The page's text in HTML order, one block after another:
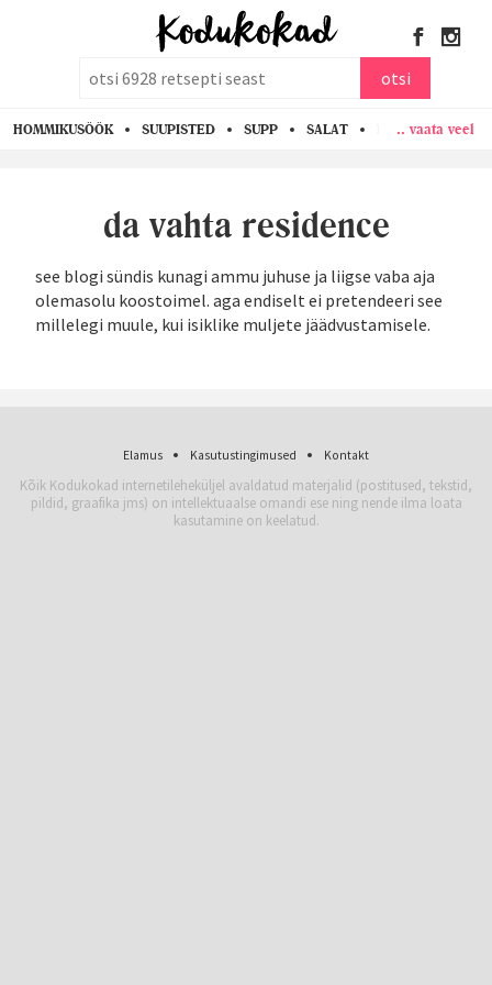
otsi
HOMMIKUSÖÖK SUUPISTED SUPP SALAT PASTA KANA
.. vaata veel
da vahta residence
see blogi sündis kunagi ammu juhuse ja liigse vaba aja
olemasolu koostoimel. aga endiselt ei pretendeeri see
millelegi muule, kui isiklike muljete jäädvustamisele.
Elamus Kasutustingimused Kontakt
Kõik Kodukokad internetileheküljel avaldatud materjalid (postitused, tekstid,
pildid, graafika jms) on intellektuaalse omandi ese ning nende ilma loata
kasutamine on keelatud.